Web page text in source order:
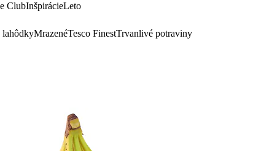
ClubInšpirácieLeto
lahôdkyMrazenéTesco FinestTrvanlivé potraviny